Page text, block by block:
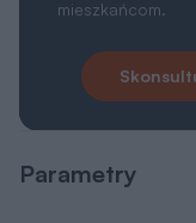
mieszkańcom.
Parametry